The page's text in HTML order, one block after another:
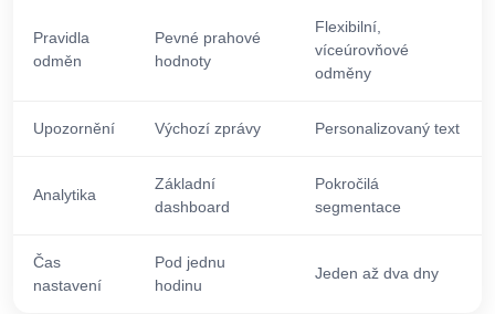
Pravidla
odměn
Pevné prahové
hodnoty
Flexibilní,
víceúrovňové
odměny
Upozornění Výchozí zprávy Personalizovaný text
Analytika
Základní
dashboard
Pokročilá
segmentace
Čas
nastavení
Pod jednu
hodinu
Jeden až dva dny